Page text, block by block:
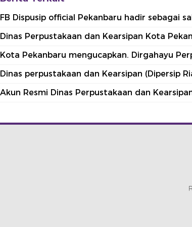
FB Dispusip official Pekanbaru hadir sebagai
Dinas Perpustakaan dan Kearsipan Kota
Kota Pekanbaru mengucapkan. Dirgahayu
Dinas perpustakaan dan Kearsipan (Dipersip
Akun Resmi Dinas Perpustakaan dan